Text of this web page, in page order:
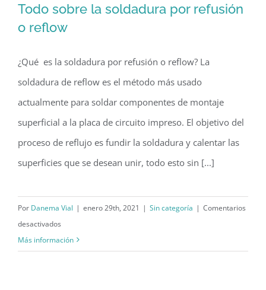
qué
consisten?
Todo sobre la soldadura por refusión
o reflow
¿Qué es la soldadura por refusión o reflow? La
soldadura de reflow es el método más usado
actualmente para soldar componentes de montaje
superficial a la placa de circuito impreso. El objetivo del
proceso de reflujo es fundir la soldadura y calentar las
superficies que se desean unir, todo esto sin [...]
Por Danema Vial | enero 29th, 2021 | Sin categoría | Comentarios
desactivados
Todo
Más información